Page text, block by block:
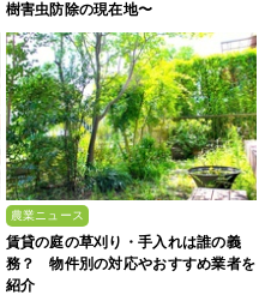
樹害虫防除の現在地〜
農業ニュース
賃貸の庭の草刈り・手入れは誰の義
務？ 物件別の対応やおすすめ業者を
紹介